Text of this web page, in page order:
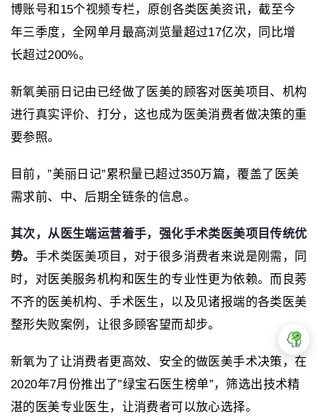
博账号和15个视频专栏，原创各类医美资讯，截至今
年三季度，全网单月最高浏览量超过17亿次，同比增
长超过200%。
新氧美丽日记由已经做了医美的顾客对医美项目、机构
进行真实评价、打分，这也成为医美消费者做决策的重
要参照。
目前，”美丽日记”累积量已超过350万篇，覆盖了医美
需求前、中、后期全链条的信息。
其次，从医生端运营着手，强化手术类医美项目传统优
势。 手术类医美项目，对于很多消费者来说是刚需，同
时，对医美服务机构和医生的专业性更为依赖。而良莠
不齐的医美机构、手术医生，以及见诸报端的各类医美
整形失败案例，让很多顾客望而却步。
新氧为了让消费者更高效、安全的做医美手术决策，在
2020年7月份推出了”绿宝石医生榜单”，筛选出技术精
湛的医美专业医生，让消费者可以放心选择。